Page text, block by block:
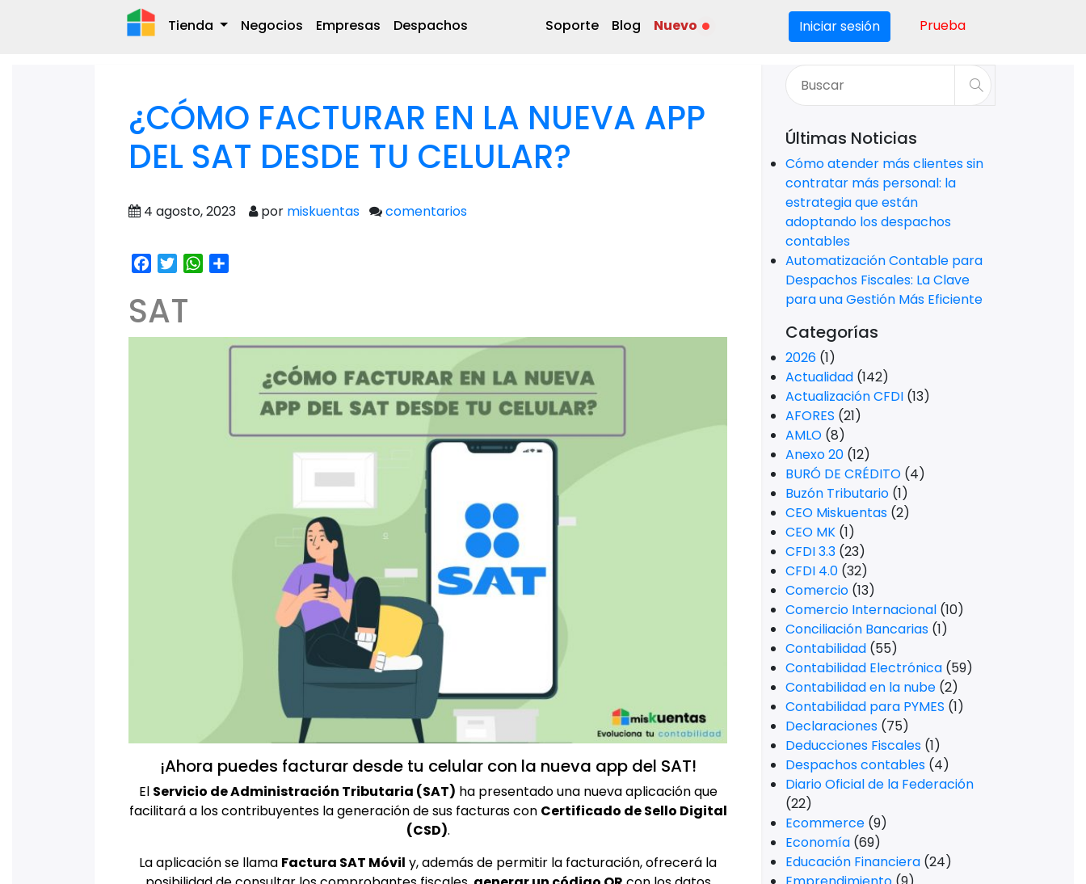
Tienda Negocios Empresas Despachos Soporte Blog Nuevo Iniciar sesión Prueba
¿CÓMO FACTURAR EN LA NUEVA APP
DEL SAT DESDE TU CELULAR?
4 agosto, 2023 por miskuentas comentarios
Facebook
TwitterWhatsApp
SAT
¡Ahora puedes facturar desde tu celular con la nueva app del SAT!
El Servicio de Administración Tributaria (SAT) ha presentado una nueva aplicación que
facilitará a los contribuyentes la generación de sus facturas con Certificado de Sello Digital
(CSD).
La aplicación se llama Factura SAT Móvil y, además de permitir la facturación, ofrecerá la
Últimas Noticias
Cómo atender más clientes sin
contratar más personal: la
estrategia que están
adoptando los despachos
contables
Automatización Contable para
Despachos Fiscales: La Clave
para una Gestión Más Eficiente
Categorías
2026 (1)
Actualidad (142)
Actualización CFDI (13)
AFORES (21)
AMLO (8)
Anexo 20 (12)
BURÓ DE CRÉDITO (4)
Buzón Tributario (1)
CEO Miskuentas (2)
CEO MK (1)
CFDI 3.3 (23)
CFDI 4.0 (32)
Comercio (13)
Comercio Internacional (10)
Conciliación Bancarias (1)
Contabilidad (55)
Contabilidad Electrónica (59)
Contabilidad en la nube (2)
Contabilidad para PYMES (1)
Declaraciones (75)
Deducciones Fiscales (1)
Despachos contables (4)
Diario Oficial de la Federación
(22)
Ecommerce (9)
Economía (69)
Educación Financiera (24)